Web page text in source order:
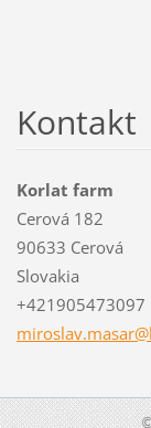
Kontakt
Korlat farm
Cerová 182
90633 Cerová
Slovakia
+421905473097
miroslav